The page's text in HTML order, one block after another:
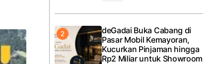
deGadai Buka Cabang di
Pasar Mobil Kemayoran,
Kucurkan Pinjaman hingga
Rp2 Miliar untuk Showroom